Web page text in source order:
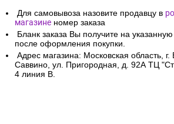
Для самовывоза назовите продавцу в
магазине номер заказа
Бланк заказа Вы получите на
после оформления покупки.
Адрес магазина: Московская область,
Саввино, ул. Пригородная, д. 92А ТЦ
4 линия В.